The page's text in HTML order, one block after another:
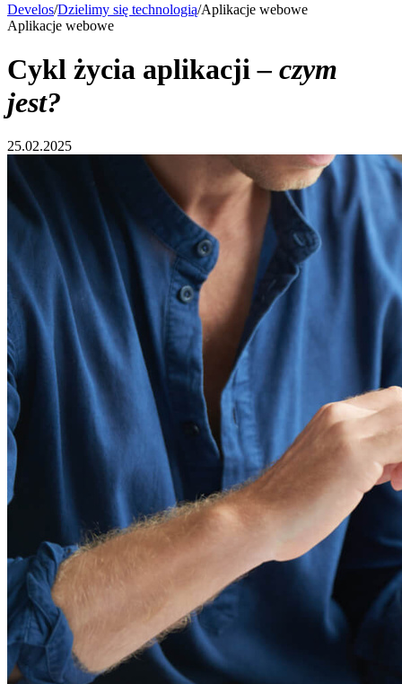
Develos/Dzielimy się technologią/Aplikacje webowe
Aplikacje webowe
Cykl życia aplikacji– czym
jest?
25.02.2025